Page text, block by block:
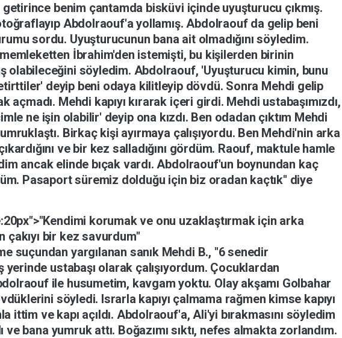
getirince benim çantamda bisküvi içinde uyuşturucu çıkmış.
Abdolraouf'ayollamış.Abdolraouf da gelip beni
sordu. Uyuşturucunun bana ait olmadığınısöyledim.
memleketten İbrahim'den istemişti, bu kişilerden birinin
olabileceğini söyledim. Abdolraouf, 'Uyuşturucu kimin, bunu
deyip beni odaya kilitleyip dövdü. Sonra Mehdi gelip
açmadı. Mehdi kapıyı kırarak içeri girdi. Mehdi ustabaşımızdı,
ne işin olabilir' deyip ona kızdı. Ben odadan çıktım Mehdi
Birkaç kişi ayırmaya çalışıyordu. Ben Mehdi'nin arka
ve bir kez salladığını gördüm. Raouf, maktule hamle
ancak elinde bıçak vardı.Abdolraouf'un boynundan kaç
Pasaportsüremiz dolduğu için biz oradan kaçtık" diye
korumakve onu uzaklaştırmak için arka
çakıyı bir kezsavurdum"
suçundan yargılanan sanık Mehdi B., "6senedir
yerinde ustabaşı olarak çalışıyordum. Çocuklardan
ile husumetim, kavgamyoktu. Olay akşamı Golbahar
söyledi. Israrla kapıyı çalmama rağmen kimse kapıyı
ittim ve kapı açıldı. Abdolraouf'a,Ali'yi bırakmasını söyledim
ve bana yumruk attı. Boğazımısıktı, nefes almakta zorlandım.